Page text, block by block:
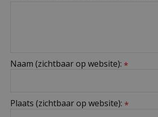
Naam (zichtbaar op website): *
Plaats (zichtbaar op website): *